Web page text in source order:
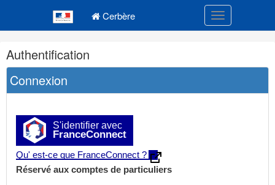
Cerbère Toggle
Navigation
et
outils
annexes
Authentification
Connexion
S'identifier avec
FranceConnect
Qu' est-ce que FranceConnect ?
Réservé aux comptes de particuliers